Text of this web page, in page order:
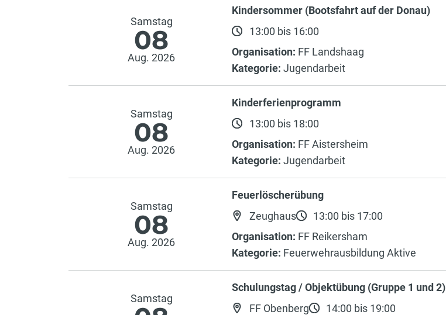
Samstag
08
Aug. 2026
Kindersommer (Bootsfahrt auf der Donau)
13:00 bis 16:00
Organisation: FF Landshaag
Kategorie: Jugendarbeit
Samstag
08
Aug. 2026
Kinderferienprogramm
13:00 bis 18:00
Organisation: FF Aistersheim
Kategorie: Jugendarbeit
Samstag
08
Aug. 2026
Feuerlöscherübung
Zeughaus
13:00 bis 17:00
Organisation: FF Reikersham
Kategorie: Feuerwehrausbildung Aktive
Samstag
Schulungstag / Objektübung (Gruppe 1 und 2)
FF Obenberg
14:00 bis 19:00